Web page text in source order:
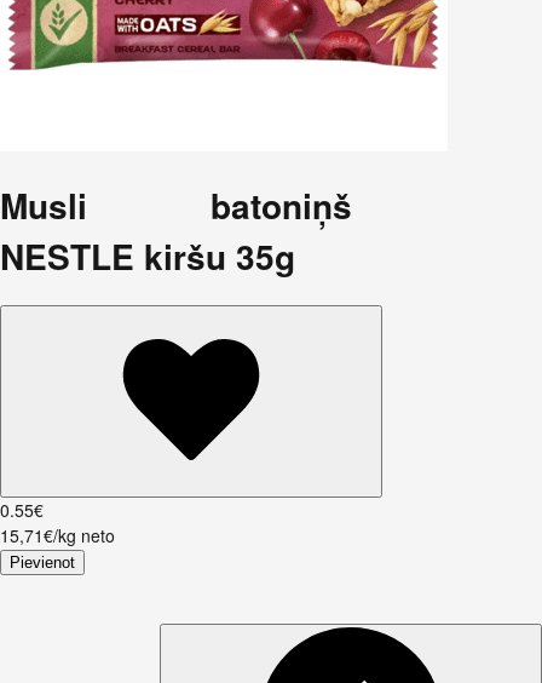
Musli batoniņš
NESTLE kiršu 35g
0.55€
15,71€/kg neto
Pievienot